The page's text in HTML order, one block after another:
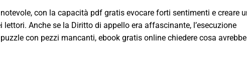
con la capacità pdf gratis evocare forti sentimenti e creare
Anche se la Diritto di appello era affascinante, l’esecuzione
con pezzi mancanti, ebook gratis online chiedere cosa avrebbe